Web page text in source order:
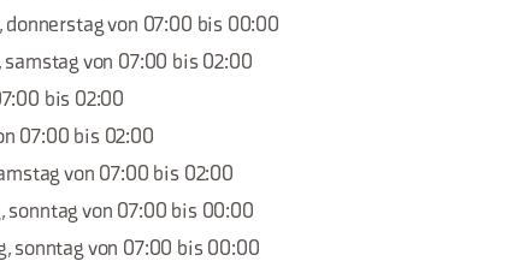
donnerstag von 07:00 bis 00:00
samstag von 07:00 bis 02:00
bis 02:00
07:00 bis 02:00
von 07:00 bis 02:00
sonntag von 07:00 bis 00:00
sonntag von 07:00 bis 00:00